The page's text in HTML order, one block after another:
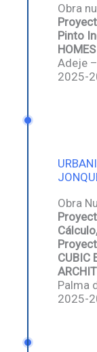
Obra
Pinto
HOMES
Adeje
2025-
Obra
CUBIC
Palma
2025-